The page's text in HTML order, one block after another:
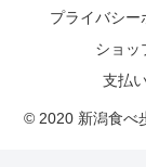
プライバシー
ショッ
支払
© 2020 新潟食べ